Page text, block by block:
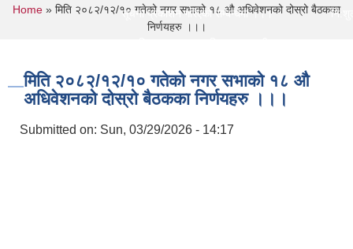
सूचना प्रकाशन गरिएको सम्बन्धमा ।।। नि:शुल्क
You are here
Home » मिति २०८२/१२/१० गतेको नगर सभाको १८ औ अधिवेशनको दोस्रो बैठकका
निर्णयहरु ।।।
मिति २०८२/१२/१० गतेको नगर सभाको १८ औ
अधिवेशनको दोस्रो बैठकका निर्णयहरु ।।।
Submitted on: Sun, 03/29/2026 - 14:17